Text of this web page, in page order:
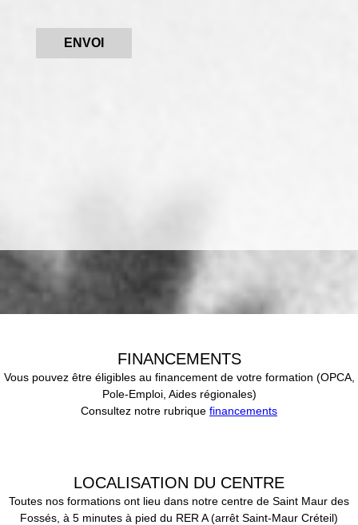
ENVOI
FINANCEMENTS
Vous pouvez être éligibles au financement de votre formation (OPCA,
Pole-Emploi, Aides régionales)
Consultez notre rubrique financements
LOCALISATION DU CENTRE
Toutes nos formations ont lieu dans notre centre de Saint Maur des
Fossés, à 5 minutes à pied du RER A (arrêt Saint-Maur Créteil)